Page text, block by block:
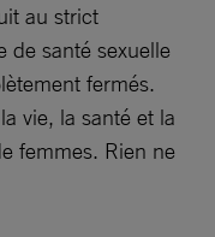
au strict
de santé sexuelle
fermés.
vie, la santé et la
femmes. Rien ne